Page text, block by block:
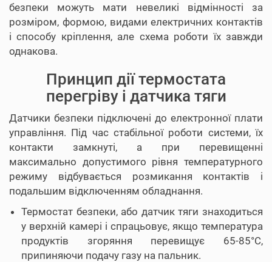
безпеки можуть мати невеликі відмінності за
розміром, формою, видами електричних контактів
і способу кріплення, але схема роботи їх завжди
однакова.
Принцип дії термостата
перегріву і датчика тяги
Датчики безпеки підключені до електронної плати
управління. Під час стабільної роботи системи, їх
контакти замкнуті, а при перевищенні
максимально допустимого рівня температурного
режиму відбувається розмикання контактів і
подальшим відключенням обладнання.
Термостат безпеки, або датчик тяги знаходиться
у верхній камері і спрацьовує, якщо температура
продуктів згоряння перевищує 65-85°С,
припиняючи подачу газу на пальник.